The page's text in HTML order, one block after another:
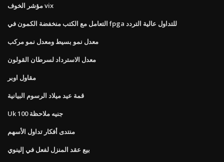
مؤشر الخوف vix
التعامل مع الكتب منخفضة الكمون في fpga للتداول عالية التردد
معدل نمو بسيط ومعدل نمو مركب
معدل الاسترداد لسرطان القولون
مقاول اوبر
قمة عيد ميلاد الرسوم البيانية
Uk 100 جنيه ملاحظة
منتدى أفكار تداول الأسهم
بيع عقد المنزل لفعل في إلينوي